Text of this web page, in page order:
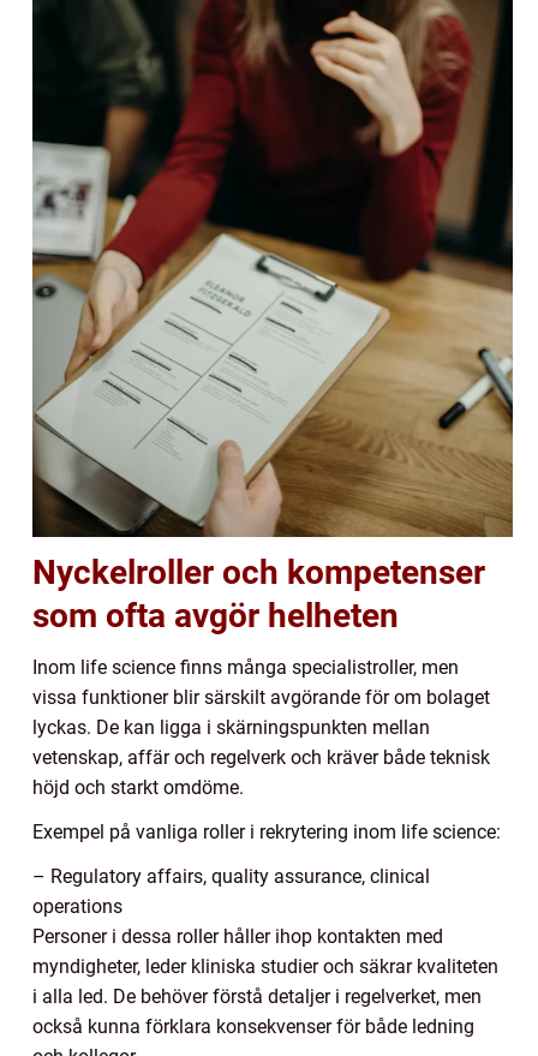
Nyckelroller och kompetenser
som ofta avgör helheten
Inom life science finns många specialistroller, men
vissa funktioner blir särskilt avgörande för om bolaget
lyckas. De kan ligga i skärningspunkten mellan
vetenskap, affär och regelverk och kräver både teknisk
höjd och starkt omdöme.
Exempel på vanliga roller i rekrytering inom life science:
– Regulatory affairs, quality assurance, clinical
operations
Personer i dessa roller håller ihop kontakten med
myndigheter, leder kliniska studier och säkrar kvaliteten
i alla led. De behöver förstå detaljer i regelverket, men
också kunna förklara konsekvenser för både ledning